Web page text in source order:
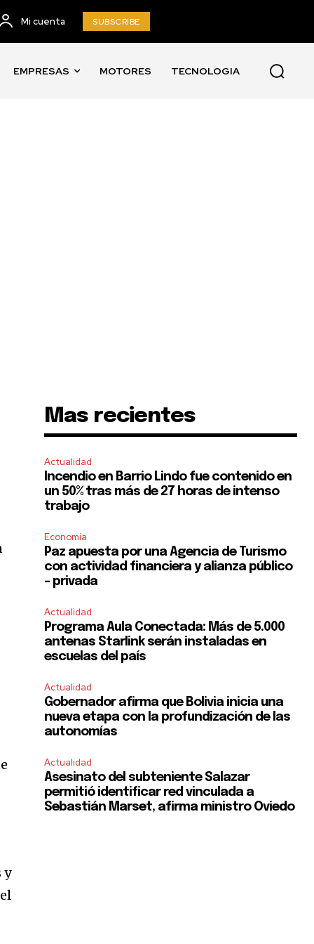
Mi cuenta SUBSCRIBE
EMPRESAS MOTORES TECNOLOGIA
y
Mas recientes
Actualidad
Incendio en Barrio Lindo fue contenido en
un 50% tras más de 27 horas de intenso
trabajo
Economía
Paz apuesta por una Agencia de Turismo
con actividad financiera y alianza público
– privada
Actualidad
Programa Aula Conectada: Más de 5.000
antenas Starlink serán instaladas en
escuelas del país
Actualidad
Gobernador afirma que Bolivia inicia una
nueva etapa con la profundización de las
autonomías
Actualidad
Asesinato del subteniente Salazar
permitió identificar red vinculada a
Sebastián Marset, afirma ministro Oviedo